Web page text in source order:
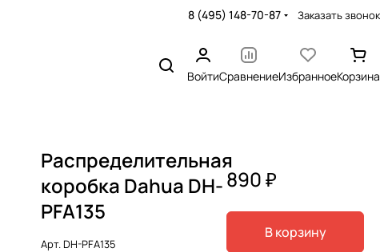
8 (495) 148-70-87 Заказать звонок
ВойтиСравнениеИзбранноеКорзина
Распределительная
коробка Dahua DH-
PFA135
Арт.DH-PFA135
890 ₽
В корзину